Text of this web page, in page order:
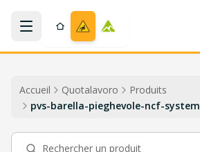
Aller au contenu principal
Accueil Quotalavoro
Produits
pvs-barella-pieghevole-ncf-system
Rechercher un produit